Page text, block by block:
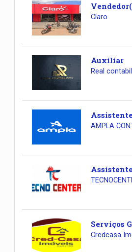
Claro
Auxiliar
Real
AMPLA
Serviços
Credcasa